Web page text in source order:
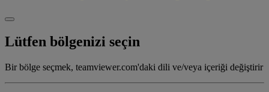
Lütfen bölgenizi seçin
Bir bölge seçmek, teamviewer.com'daki dili ve/veya içeriği değiştirir